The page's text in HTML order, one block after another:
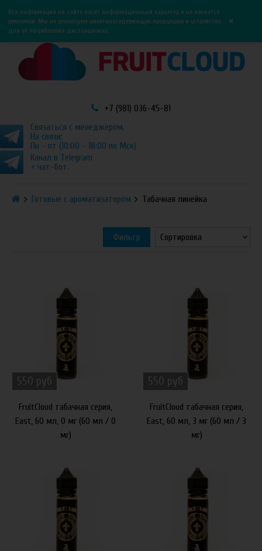
0
Вся информация на сайте носит информационный характер и не является
рекламой. Мы не реализуем никотиносодержащую продукцию и устройства
для её потребления дистанционно.
×
+7 (981) 036-45-81
Связаться с менеджером.
На связи:
Пн - пт (10:00 - 18:00 по Мск)
Канал в Telegram
+ чат-бот.
Готовые с ароматизатором Табачная линейка
Фильтр
550 руб
FruitCloud табачная серия,
East, 60 мл, 0 мг (60 мл / 0
мг)
550 руб
FruitCloud табачная серия,
East, 60 мл, 3 мг (60 мл / 3
мг)